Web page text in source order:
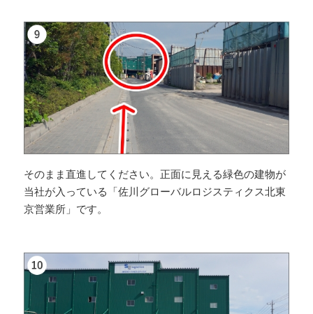
そのまま直進してください。正面に見える緑色の建物が
当社が入っている「佐川グローバルロジスティクス北東
京営業所」です。